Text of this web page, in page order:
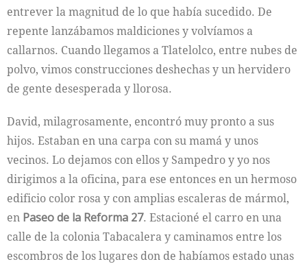
entrever la magnitud de lo que había sucedido. De
repente lanzábamos maldiciones y volvíamos a
callarnos. Cuando llegamos a Tlatelolco, entre nubes de
polvo, vimos construcciones deshechas y un hervidero
de gente desesperada y llorosa.
David, milagrosamente, encontró muy pronto a sus
hijos. Estaban en una carpa con su mamá y unos
vecinos. Lo dejamos con ellos y Sampedro y yo nos
dirigimos a la oficina, para ese entonces en un hermoso
edificio color rosa y con amplias escaleras de mármol,
en Paseo de la Reforma 27. Estacioné el carro en una
calle de la colonia Tabacalera y caminamos entre los
escombros de los lugares don­ de habíamos estado unas